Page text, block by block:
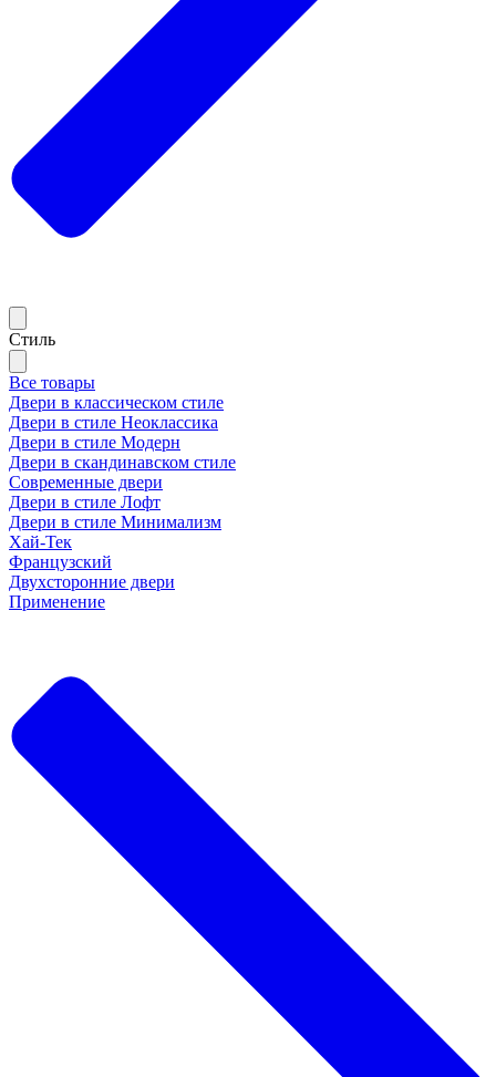
Стиль
Все товары
Двери в классическом стиле
Двери в стиле Неоклассика
Двери в стиле Модерн
Двери в скандинавском стиле
Современные двери
Двери в стиле Лофт
Двери в стиле Минимализм
Хай-Тек
Французский
Двухсторонние двери
Применение